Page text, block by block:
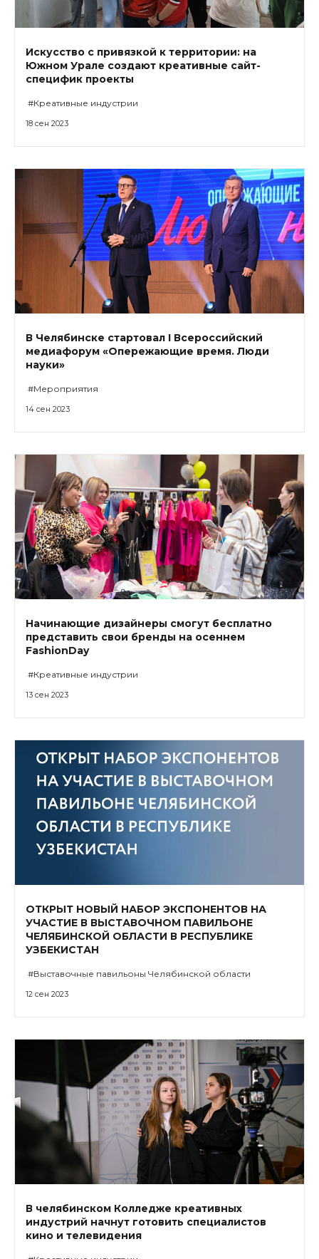
Искусство с привязкой к территории: на
Южном Урале создают креативные сайт-
специфик проекты
#Креативные индустрии
18 сен 2023
В Челябинске стартовал I Всероссийский
медиафорум «Опережающие время. Люди
науки»
#Мероприятия
14 сен 2023
Начинающие дизайнеры смогут бесплатно
представить свои бренды на осеннем
FashionDay
#Креативные индустрии
13 сен 2023
ОТКРЫТ НОВЫЙ НАБОР ЭКСПОНЕНТОВ НА
УЧАСТИЕ В ВЫСТАВОЧНОМ ПАВИЛЬОНЕ
ЧЕЛЯБИНСКОЙ ОБЛАСТИ В РЕСПУБЛИКЕ
УЗБЕКИСТАН
#Выставочные павильоны Челябинской области
12 сен 2023
В челябинском Колледже креативных
индустрий начнут готовить специалистов
кино и телевидения